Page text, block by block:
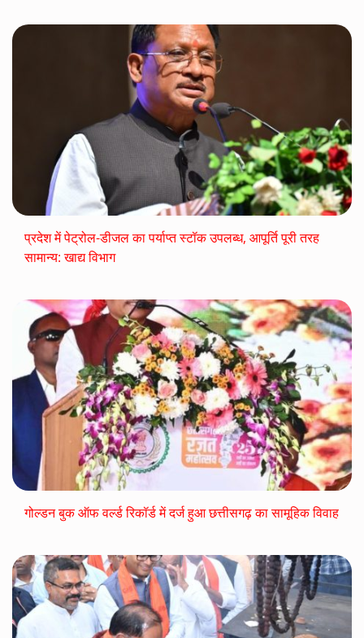
प्रदेश में पेट्रोल-डीजल का पर्याप्त स्टॉक उपलब्ध, आपूर्ति पूरी तरह
सामान्य: खाद्य विभाग
गोल्डन बुक ऑफ वर्ल्ड रिकॉर्ड में दर्ज हुआ छत्तीसगढ़ का सामूहिक विवाह